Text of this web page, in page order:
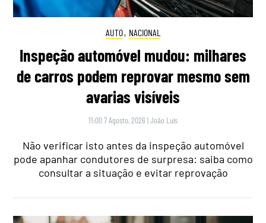
AUTO, NACIONAL
Inspeção automóvel mudou: milhares
de carros podem reprovar mesmo sem
avarias visíveis
11:00 7 Agosto, 2026 |João Luís
Não verificar isto antes da inspeção automóvel
pode apanhar condutores de surpresa: saiba como
consultar a situação e evitar reprovação